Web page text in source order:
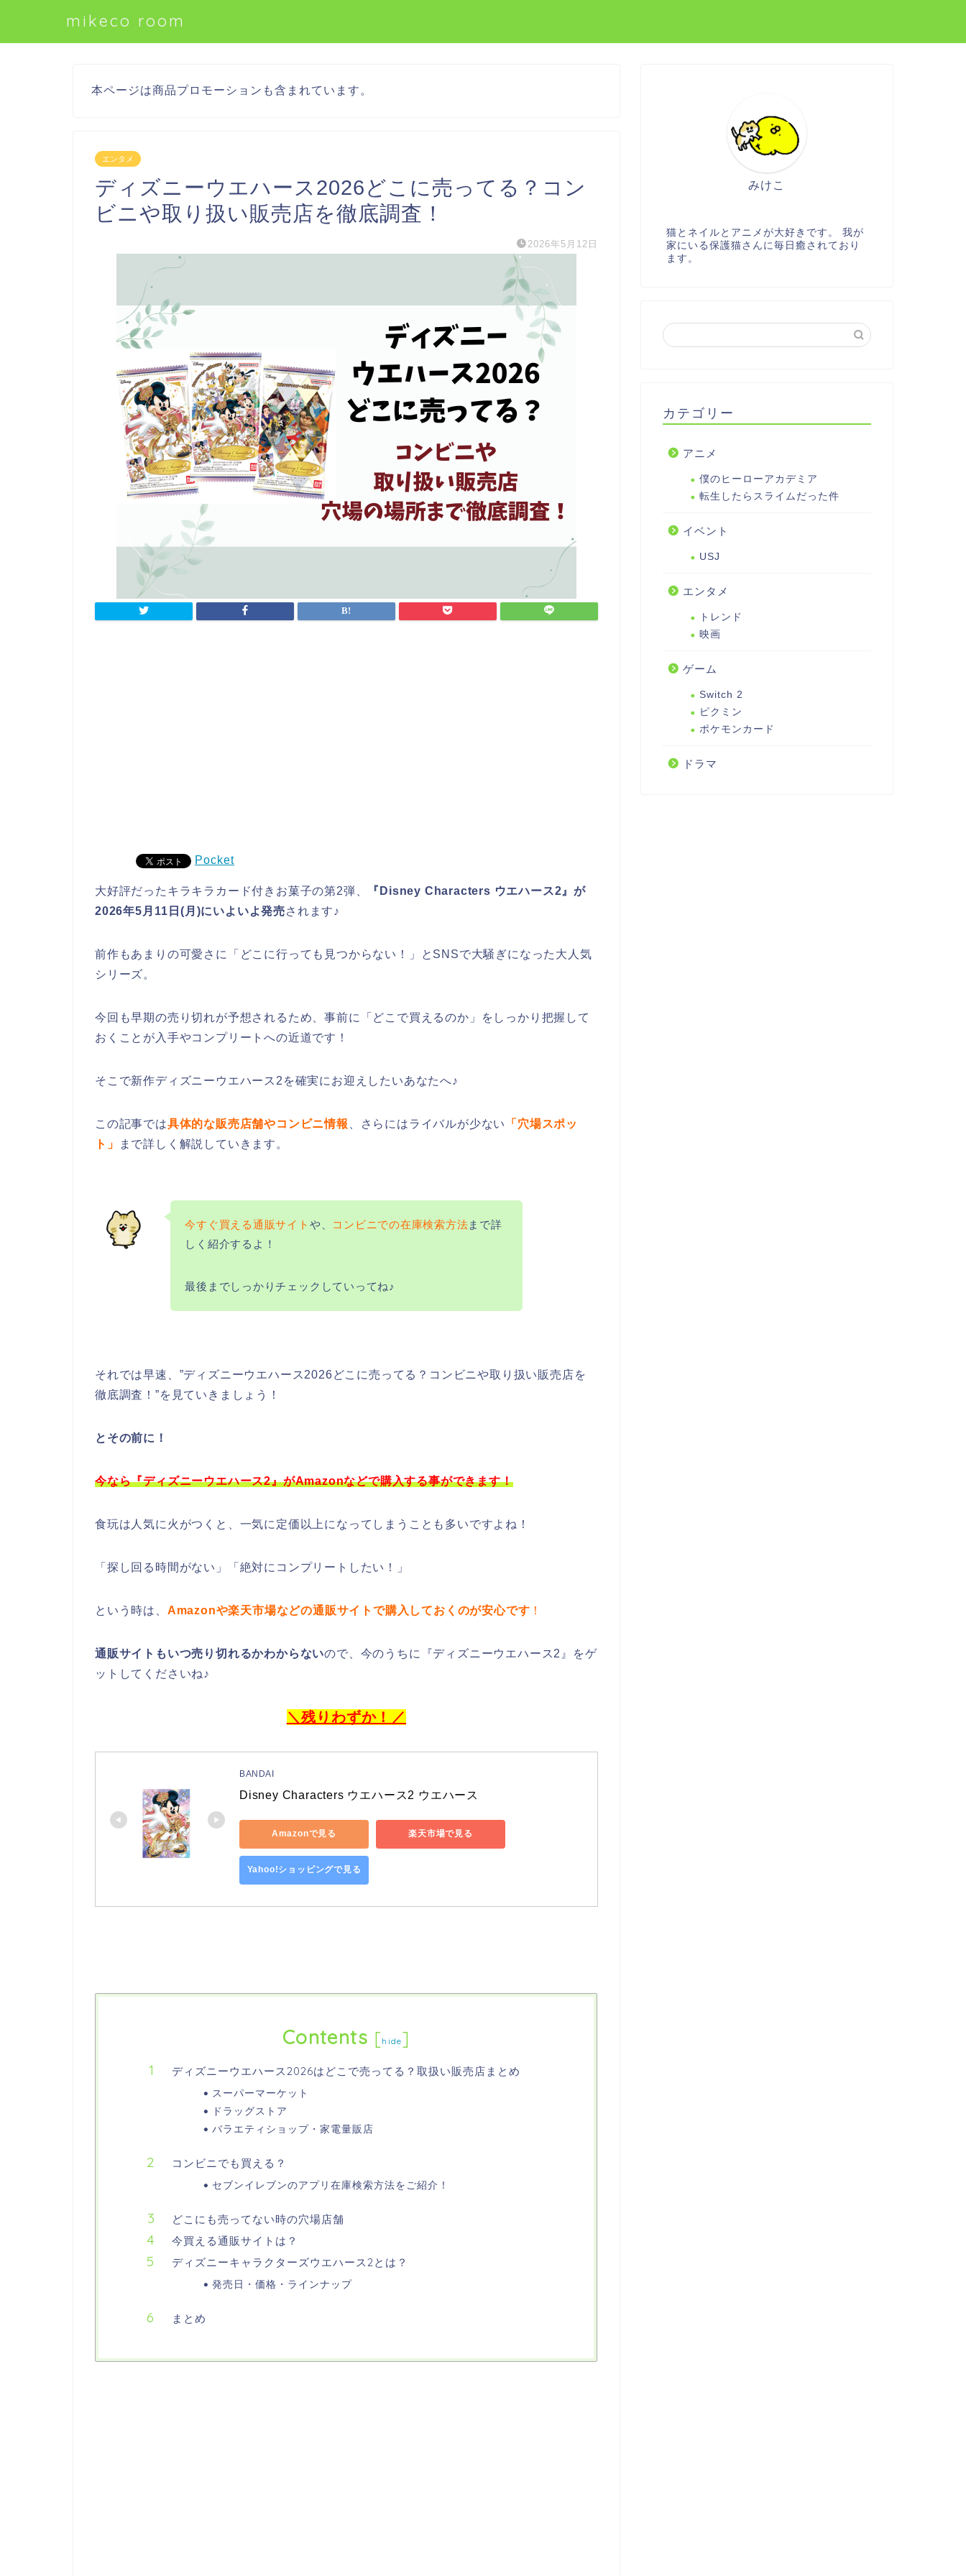
mikeco room
本ページは商品プロモーションも含まれています。
エンタメ
ディズニーウエハース2026どこに売ってる？コン
ビニや取り扱い販売店を徹底調査！
2026年5月12日
Pocket
大好評だったキラキラカード付きお菓子の第2弾、
『Disney Characters ウエハース2』が
2026年5月11日(月)にいよいよ発売されます♪
前作もあまりの可愛さに「どこに行っても見つからない！」とSNSで大騒ぎになった大人気
シリーズ。
今回も早期の売り切れが予想されるため、事前に「どこで買えるのか」をしっかり把握して
おくことが入手やコンプリートへの近道です！
そこで新作ディズニーウエハース2を確実にお迎えしたいあなたへ♪
この記事では具体的な販売店舗やコンビニ情報 、さらにはライバルが少ない
「穴場スポッ
ト」
まで詳しく解説していきます。
今すぐ買える通販サイト や、 コンビニでの在庫検索方法まで詳
しく紹介するよ！
最後までしっかりチェックしていってね♪
それでは早速、”ディズニーウエハース2026どこに売ってる？コンビニや取り扱い販売店を
徹底調査！”を見ていきましょう！
とその前に！
今なら『ディズニーウエハース2』がAmazonなどで購入する事ができます！
食玩は人気に火がつくと、一気に定価以上になってしまうことも多いですよね！
「探し回る時間がない」「絶対にコンプリートしたい！」
という時は、 Amazonや楽天市場などの通販サイトで購入しておくのが安心です ！
通販サイトもいつ売り切れるかわからないので、今のうちに『ディズニーウエハース2』をゲ
ットしてくださいね♪
＼残りわずか！／
BANDAI
Disney Characters ウエハース2 ウエハース
Amazonで見る 楽天市場で見る
Yahoo!ショッピングで見る
Contents [hide]
ディズニーウエハース2026はどこで売ってる？取扱い販売店まとめ
スーパーマーケット
ドラッグストア
バラエティショップ・家電量販店
コンビニでも買える？
セブンイレブンのアプリ在庫検索方法をご紹介！
どこにも売ってない時の穴場店舗
今買える通販サイトは？
ディズニーキャラクターズウエハース2とは？
発売日・価格・ラインナップ
まとめ
みけこ
猫とネイルとアニメが大好きです。 我が
家にいる保護猫さんに毎日癒されており
ます。
カテゴリー
アニメ
僕のヒーローアカデミア
転生したらスライムだった件
イベント
USJ
エンタメ
トレンド
映画
ゲーム
Switch 2
ピクミン
ポケモンカード
ドラマ